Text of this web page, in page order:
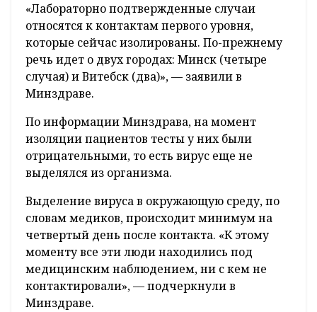
«Лабораторно подтвержденные случаи
относятся к контактам первого уровня,
которые сейчас изолированы. По-прежнему
речь идет о двух городах: Минск (четыре
случая) и Витебск (два)», — заявили в
Минздраве.
По информации Минздрава, на момент
изоляции пациентов тесты у них были
отрицательными, то есть вирус еще не
выделялся из организма.
Выделение вируса в окружающую среду, по
словам медиков, происходит минимум на
четвертый день после контакта. «К этому
моменту все эти люди находились под
медицинским наблюдением, ни с кем не
контактировали», — подчеркнули в
Минздраве.